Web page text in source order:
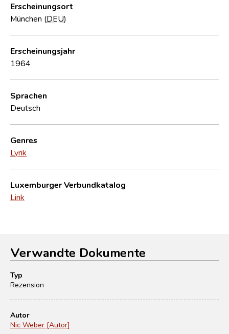
Erscheinungsort
München (DEU)
Erscheinungsjahr
1964
Sprachen
Deutsch
Genres
Lyrik
Luxemburger Verbundkatalog
Link
Verwandte Dokumente
Typ
Rezension
Autor
Nic Weber [Autor]